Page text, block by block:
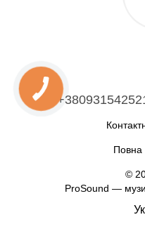
Повна
©
ProSound —